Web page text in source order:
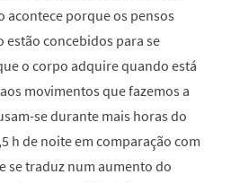
acontece porque os pensos
estão concebidos para se
o corpo adquire quando está
movimentos que fazemos a
se durante mais horas do
h de noite em comparação com
se traduz num aumento do